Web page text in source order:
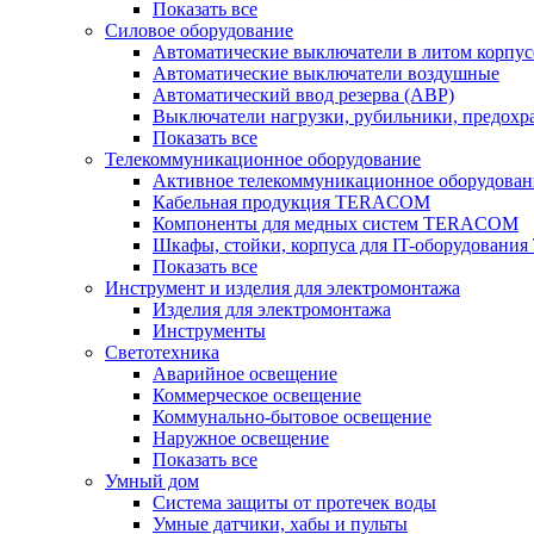
Показать все
Силовое оборудование
Автоматические выключатели в литом
Автоматические выключатели воздушные
Автоматический ввод резерва (АВР)
Выключатели нагрузки, рубильники,
Показать все
Телекоммуникационное оборудование
Активное телекоммуникационное
Кабельная продукция TERACOM
Компоненты для медных систем TERACOM
Шкафы, стойки, корпуса для IT-
Показать все
Инструмент и изделия для электромонтажа
Изделия для электромонтажа
Инструменты
Светотехника
Аварийное освещение
Коммерческое освещение
Коммунально-бытовое освещение
Наружное освещение
Показать все
Умный дом
Система защиты от протечек воды
Умные датчики, хабы и пульты